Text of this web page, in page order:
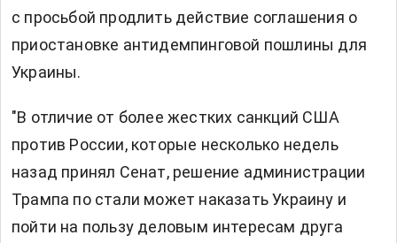
с просьбой продлить действие соглашения о
приостановке антидемпинговой пошлины для
Украины.
"В отличие от более жестких санкций США
против России, которые несколько недель
назад принял Сенат, решение администрации
Трампа по стали может наказать Украину и
пойти на пользу деловым интересам друга